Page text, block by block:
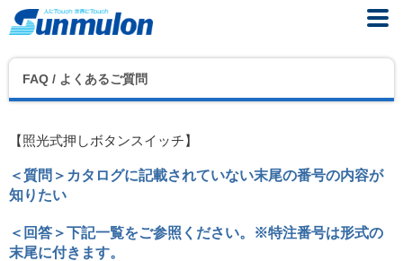
FAQ / よくあるご質問
【照光式押しボタンスイッチ】
＜質問＞カタログに記載されていない末尾の番号の内容が
知りたい
＜回答＞下記一覧をご参照ください。※特注番号は形式の
末尾に付きます。